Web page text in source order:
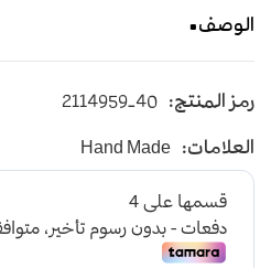
الوصف
ومبتكرة لتمنح أعلى درجات الراحة
متوسط الارتفاع - اللون أصفر
رمز المنتج: 2114959-40
العلامات: Hand Made